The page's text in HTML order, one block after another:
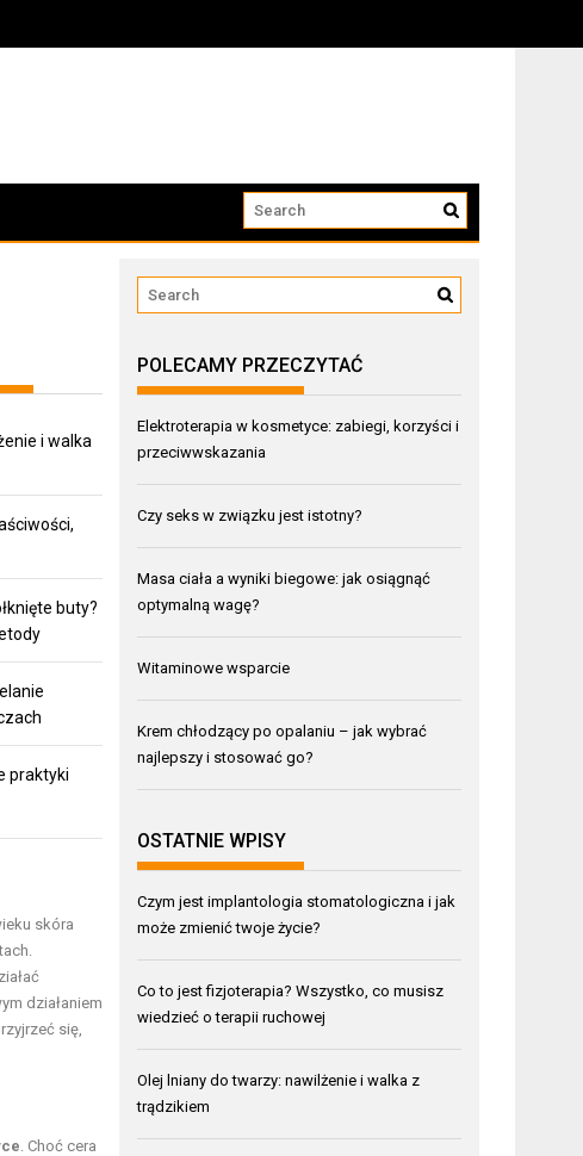
i walka
buty?
praktyki
skóra
działaniem
się,
. Choć cera
POLECAMY PRZECZYTAĆ
Elektroterapia w kosmetyce: zabiegi, korzyści i
przeciwwskazania
Czy seks w związku jest istotny?
Masa ciała a wyniki biegowe: jak osiągnąć
optymalną wagę?
Witaminowe wsparcie
Krem chłodzący po opalaniu – jak wybrać
najlepszy i stosować go?
OSTATNIE WPISY
Czym jest implantologia stomatologiczna i jak
może zmienić twoje życie?
Co to jest fizjoterapia? Wszystko, co musisz
wiedzieć o terapii ruchowej
Olej lniany do twarzy: nawilżenie i walka z
trądzikiem